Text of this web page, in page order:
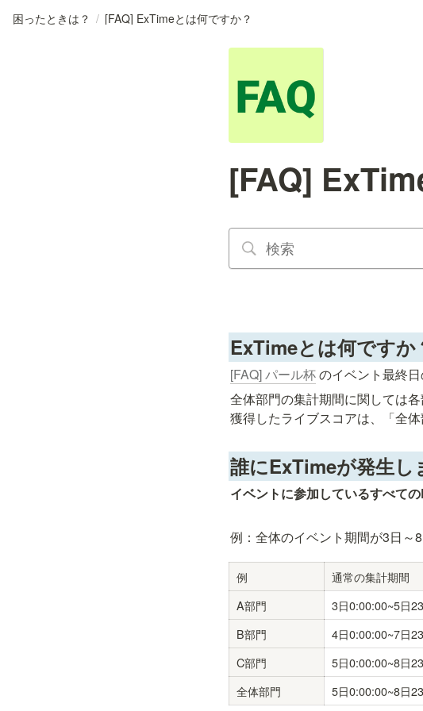
困ったときは？ / [FAQ] ExTimeとは何ですか？
[FAQ]
ExTimeとは何ですか
[FAQ] パール杯 のイベント最終日
全体部門の集計期間に関しては
獲得したライブスコアは、「全体
誰にExTimeが発生し
イベントに参加しているすべての
例：全体のイベント期間が3日～
例 通常の集計期間
A部門
3日0:00:00~5日
B部門
4日0:00:00~7日
C部門
5日0:00:00~8日
全体部門
5日0:00:00~8日